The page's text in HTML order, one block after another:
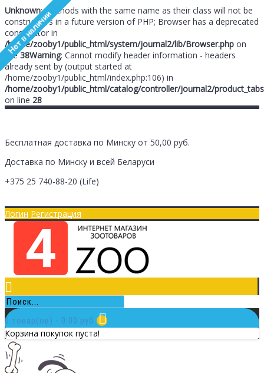
Unknown: Methods with the same name as their class will not be
constructors in a future version of PHP; Browser has a deprecated
constructor in
/home/zooby1/public_html/system/journal2/lib/Browser.php on
line38Warning: Cannot modify header information - headers
already sent by (output started at
/home/zooby1/public_html/index.php:106) in
/home/zooby1/public_html/catalog/controller/journal2/
on line 28
Бесплатная доставка по Минску от 50,00 руб.
Доставка по Минску и всей Беларуси
+375 25 740-88-20 (Life)
Логин Регистрация
0 товар(ов) - 0.00 руб.
Корзина покупок пуста!